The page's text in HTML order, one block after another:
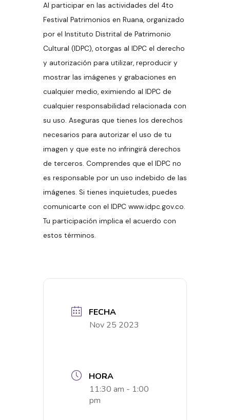
Al participar en las actividades del 4to
Festival Patrimonios en Ruana, organizado
por el Instituto Distrital de Patrimonio
Cultural (IDPC), otorgas al IDPC el derecho
y autorización para utilizar, reproducir y
mostrar las imágenes y grabaciones en
cualquier medio, eximiendo al IDPC de
cualquier responsabilidad relacionada con
su uso. Aseguras que tienes los derechos
necesarios para autorizar el uso de tu
imagen y que este no infringirá derechos
de terceros. Comprendes que el IDPC no
es responsable por un uso indebido de las
imágenes. Si tienes inquietudes, puedes
comunicarte con el IDPC www.idpc.gov.co.
Tu participación implica el acuerdo con
estos términos.
FECHA
Nov 25 2023
HORA
11:30 am - 1:00
pm